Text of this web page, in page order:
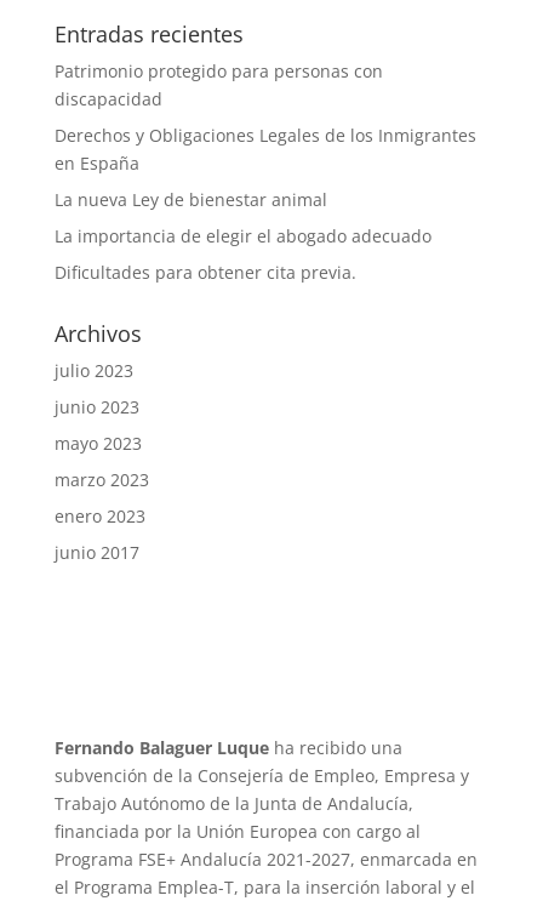
Entradas recientes
Patrimonio protegido para personas con
discapacidad
Derechos y Obligaciones Legales de los Inmigrantes
en España
La nueva Ley de bienestar animal
La importancia de elegir el abogado adecuado
Dificultades para obtener cita previa.
Archivos
julio 2023
junio 2023
mayo 2023
marzo 2023
enero 2023
junio 2017
Fernando Balaguer Luqueha recibido una
subvención de la Consejería de Empleo, Empresa y
Trabajo Autónomo de la Junta de Andalucía,
financiada por la Unión Europea con cargo al
Programa FSE+ Andalucía 2021-2027, enmarcada en
el Programa Emplea-T, para la inserción laboral y el